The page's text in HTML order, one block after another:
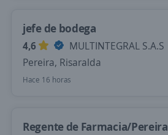
jefe de bodega
4,6
MULTINTEGRAL S.A.S
Pereira, Risaralda
Hace 16 horas
Regente de Farmacia/Pereira